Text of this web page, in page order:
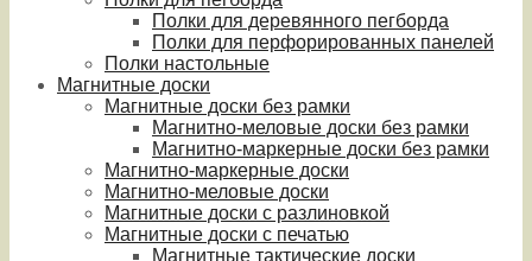
Полки для деревянного пегборда
Полки для перфорированных панелей
Полки настольные
Магнитные доски
Магнитные доски без рамки
Магнитно-меловые доски без рамки
Магнитно-маркерные доски без рамки
Магнитно-маркерные доски
Магнитно-меловые доски
Магнитные доски с разлиновкой
Магнитные доски с печатью
Магнитные тактические доски